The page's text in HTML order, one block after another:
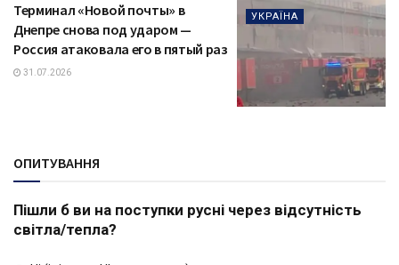
УКРАЇНА
Терминал «Новой почты» в
Днепре снова под ударом —
Россия атаковала его в пятый раз
31.07.2026
ОПИТУВАННЯ
Пішли б ви на поступки русні через відсутність
світла/тепла?